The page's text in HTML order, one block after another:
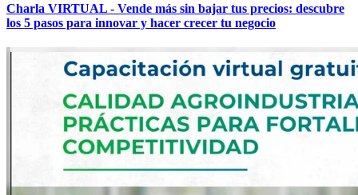
Charla VIRTUAL - Vende más sin bajar tus precios: descubre
los 5 pasos para innovar y hacer crecer tu negocio